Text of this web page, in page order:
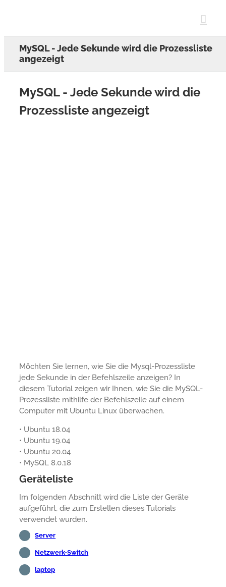
MySQL - Jede Sekunde wird die Prozessliste
angezeigt
MySQL - Jede Sekunde wird die
Prozessliste angezeigt
Möchten Sie lernen, wie Sie die Mysql-Prozessliste
jede Sekunde in der Befehlszeile anzeigen? In
diesem Tutorial zeigen wir Ihnen, wie Sie die MySQL-
Prozessliste mithilfe der Befehlszeile auf einem
Computer mit Ubuntu Linux überwachen.
• Ubuntu 18.04
• Ubuntu 19.04
• Ubuntu 20.04
• MySQL 8.0.18
Geräteliste
Im folgenden Abschnitt wird die Liste der Geräte
aufgeführt, die zum Erstellen dieses Tutorials
verwendet wurden.
Server
Netzwerk-Switch
laptop